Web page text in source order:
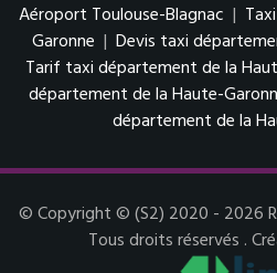
Aéroport Toulouse-Blagnac |
Garonne | Devis taxi
Tarif taxi département de la
département de la Haute-
département de la
© Copyright © (S2) 2020 - 2026
Tous droits réservés .